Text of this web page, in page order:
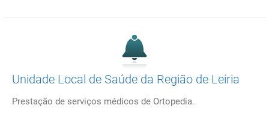
Unidade Local de Saúde da Região de Leiria
Prestação de serviços médicos de Ortopedia.